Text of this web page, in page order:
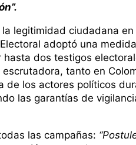
legitimidad ciudadana en
adoptó una
dos testigos
tanto en
de los actores políticos
las garantías de
las campañas: